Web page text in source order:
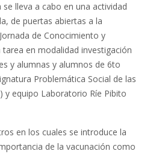
lleva a cabo en una actividad
de puertas abiertas a la
de Conocimiento y
tarea en modalidad investigación
y alumnas y alumnos de 6to
Problemática Social de las
y equipo Laboratorio Ríe Pibito
en los cuales se introduce la
de la vacunación como